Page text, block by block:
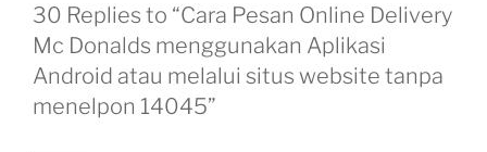
30 Replies to “Cara Pesan Online Delivery
Mc Donalds menggunakan Aplikasi
Android atau melalui situs website tanpa
menelpon 14045”